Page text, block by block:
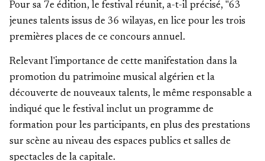
Pour sa 7e édition, le festival réunit, a-t-il précisé, "63
jeunes talents issus de 36 wilayas, en lice pour les trois
premières places de ce concours annuel.
Relevant l'importance de cette manifestation dans la
promotion du patrimoine musical algérien et la
découverte de nouveaux talents, le même responsable a
indiqué que le festival inclut un programme de
formation pour les participants, en plus des prestations
sur scène au niveau des espaces publics et salles de
spectacles de la capitale.